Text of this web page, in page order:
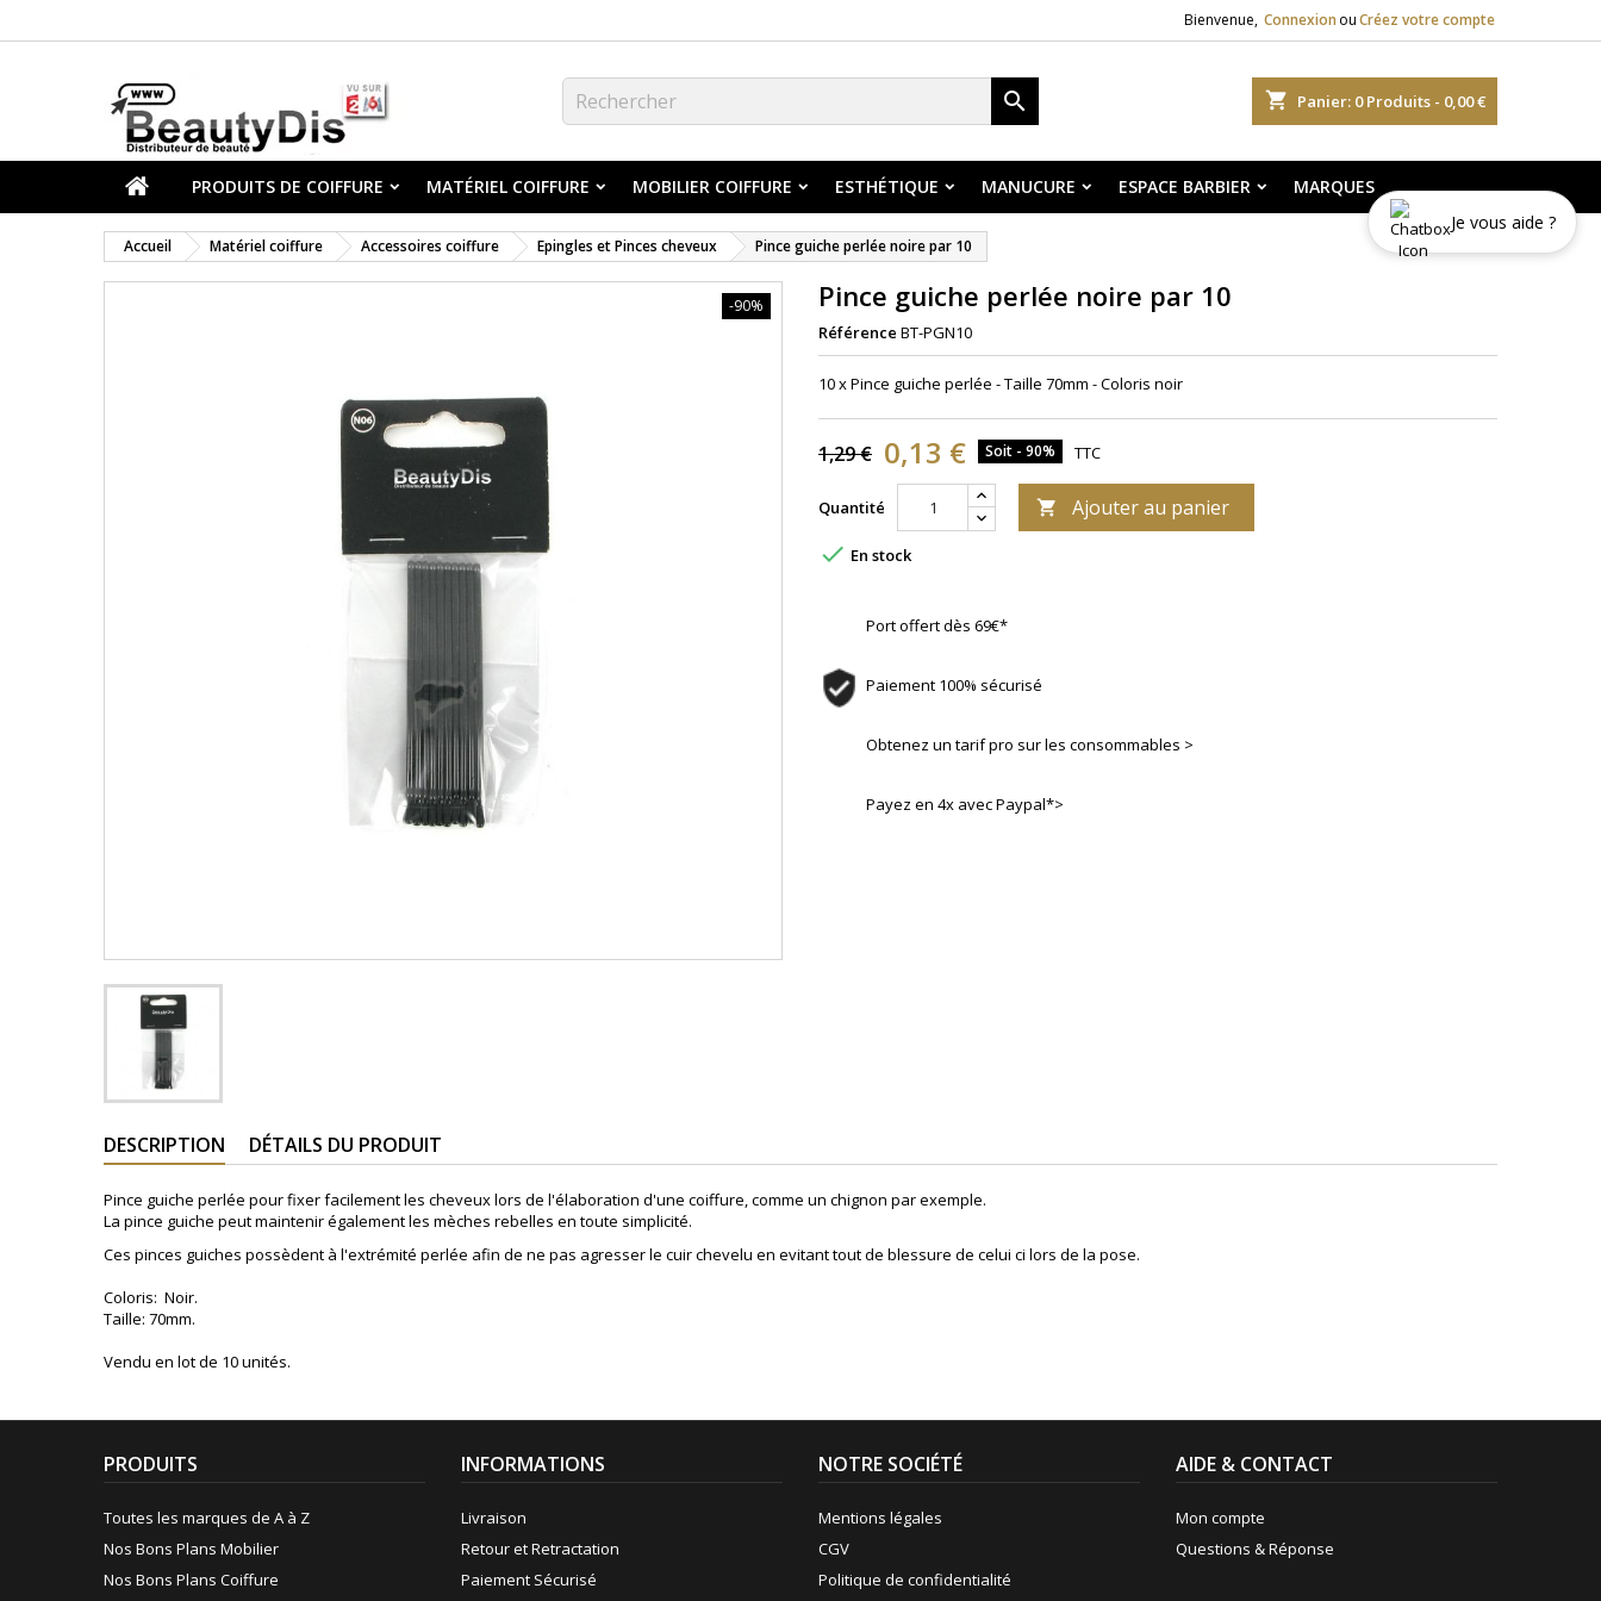
Bienvenue, Connexion ouCréez votre compte
shopping_cart Panier: 0Produits - 0,00 €

PRODUITS DE COIFFURE MATÉRIEL COIFFURE MOBILIER COIFFURE ESTHÉTIQUE MANUCURE ESPACE BARBIER MARQUES
Accueil Matériel coiffure Accessoires coiffure Epingles et Pinces cheveux Pince guiche perlée noire par 10
-90% Pince guiche perlée noire par 10
Référence BT-PGN10
10 x Pince guiche perlée - Taille 70mm - Coloris noir
1,29 € 0,13 € Soit - 90% TTC
Quantité  Ajouter au panier
 En stock
Port offert dès 69€*
Paiement 100% sécurisé
Obtenez un tarif pro sur les consommables >
Payez en 4x avec Paypal*>
DESCRIPTION DÉTAILS DU PRODUIT
Pince guiche perlée pour fixer facilement les cheveux lors de l'élaboration d'une coiffure, comme un chignon par exemple.
La pince guiche peut maintenir également les mèches rebelles en toute simplicité.
Ces pinces guiches possèdent à l'extrémité perlée afin de ne pas agresser le cuir chevelu en evitant tout de blessure de celui ci lors de la pose.
Coloris: Noir.
Taille: 70mm.
Vendu en lot de 10 unités.
PRODUITS
Toutes les marques de A à Z
Nos Bons Plans Mobilier
Nos Bons Plans Coiffure
INFORMATIONS
Livraison
Retour et Retractation
Paiement Sécurisé
NOTRE SOCIÉTÉ
Mentions légales
CGV
Politique de confidentialité
AIDE & CONTACT
Mon compte
Questions & Réponse
Je vous aide ?